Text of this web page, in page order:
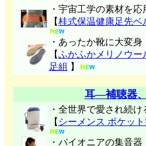
・宇宙工学の素材を応
【桂式保温健康足先ベ
・あったか靴に大変身
【ふかふかメリノウー
足組 】
耳―補聴器
・全世界で愛され続
【 シーメンス ポケッ
・パイオニアの集音器